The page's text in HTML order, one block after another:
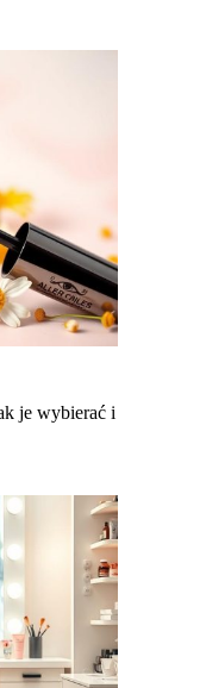
je wybierać i